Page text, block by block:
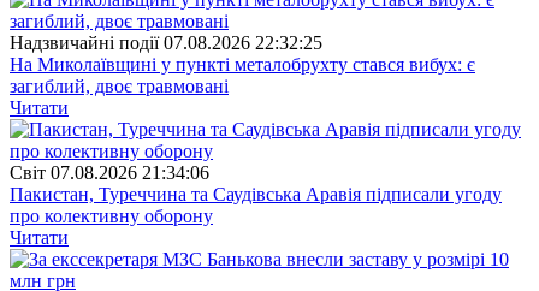
Надзвичайні події 07.08.2026 22:32:25
На Миколаївщині у пункті металобрухту стався вибух: є
загиблий, двоє травмовані
Читати
Свiт 07.08.2026 21:34:06
Пакистан, Туреччина та Саудівська Аравія підписали угоду
про колективну оборону
Читати